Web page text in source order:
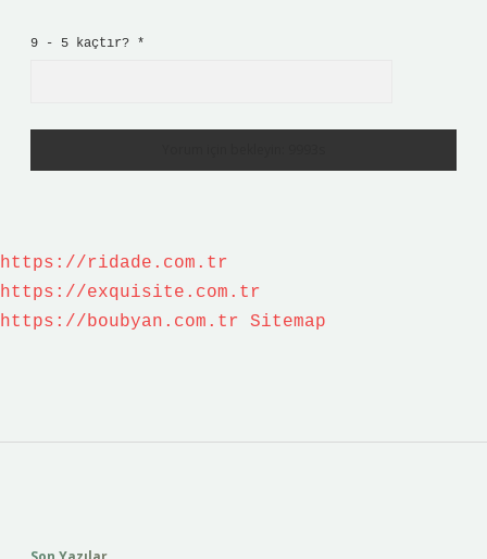
9 - 5 kaçtır? *
https://ridade.com.tr
https://exquisite.com.tr
https://boubyan.com.tr
Sitemap